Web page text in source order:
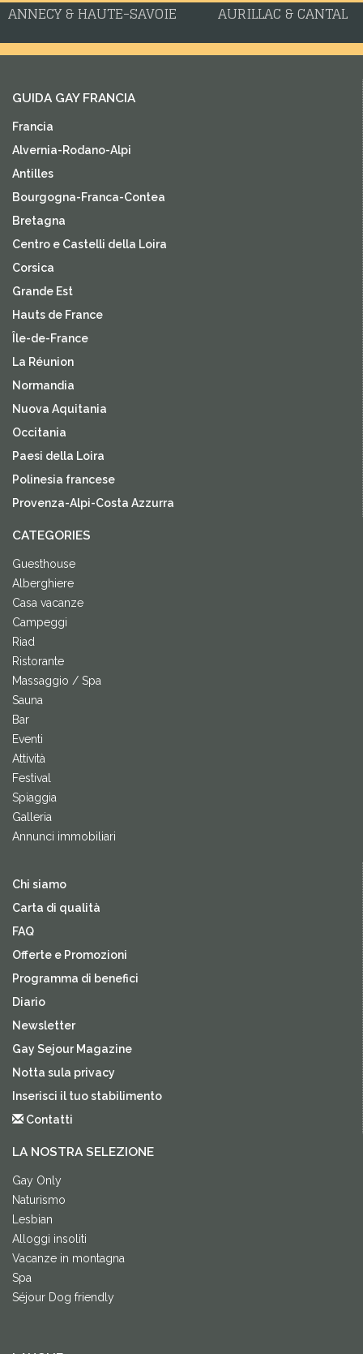
ANNECY & HAUTE-SAVOIE AURILLAC & CANTAL
GUIDA GAY FRANCIA
Francia
Alvernia-Rodano-Alpi
Antilles
Bourgogna-Franca-Contea
Bretagna
Centro e Castelli della Loira
Corsica
Grande Est
Hauts de France
Île-de-France
La Réunion
Normandia
Nuova Aquitania
Occitania
Paesi della Loira
Polinesia francese
Provenza-Alpi-Costa Azzurra
CATEGORIES
Guesthouse
Alberghiere
Casa vacanze
Campeggi
Riad
Ristorante
Massaggio / Spa
Sauna
Bar
Eventi
Attività
Festival
Spiaggia
Galleria
Annunci immobiliari
Chi siamo
Carta di qualità
FAQ
Offerte e Promozioni
Programma di benefici
Diario
Newsletter
Gay Sejour Magazine
Notta sula privacy
Inserisci il tuo stabilimento
Contatti
LA NOSTRA SELEZIONE
Gay Only
Naturismo
Lesbian
Alloggi insoliti
Vacanze in montagna
Spa
Séjour Dog friendly